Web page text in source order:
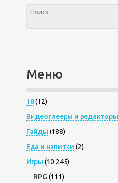
Меню
18(12)
Видеоплееры и редакторы
Гайды (188)
Еда и напитки (2)
Игры (10 245)
RPG (111)